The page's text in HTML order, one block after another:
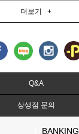
더보기 +
Q&A
상생점 문의
BANKING